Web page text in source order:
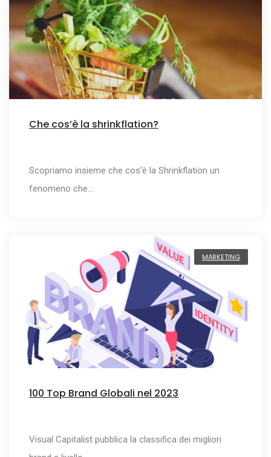
Che cos’è la shrinkflation?
Scopriamo insieme che cos’è la Shrinkflation un
fenomeno che…
MARKETING
100 Top Brand Globali nel 2023
Visual Capitalist pubblica la classifica dei migliori